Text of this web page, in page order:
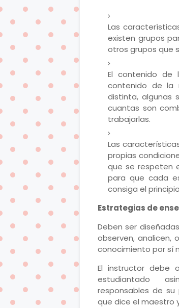
Las
existen grupos
otros grupos que
El contenido de
contenido de la
distinta, algunas
cuantas son
trabajarlas.
Las
propias
que se respeten
para que cada
consiga el
Estrategias de
Deben ser
observen, analicen,
conocimiento por sí
El instructor debe
estudiantado
responsables de
que dice el maestro